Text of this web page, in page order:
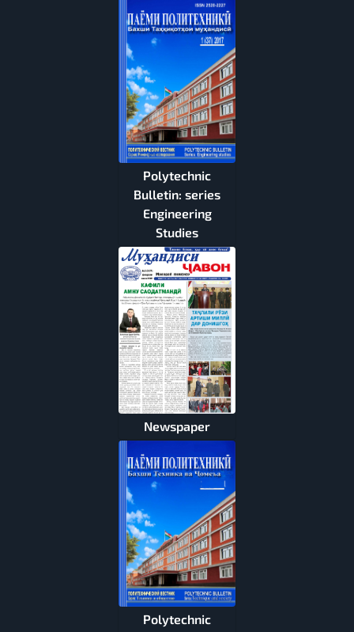
Polytechnic
Bulletin: series
Engineering
Studies
Newspaper
Polytechnic